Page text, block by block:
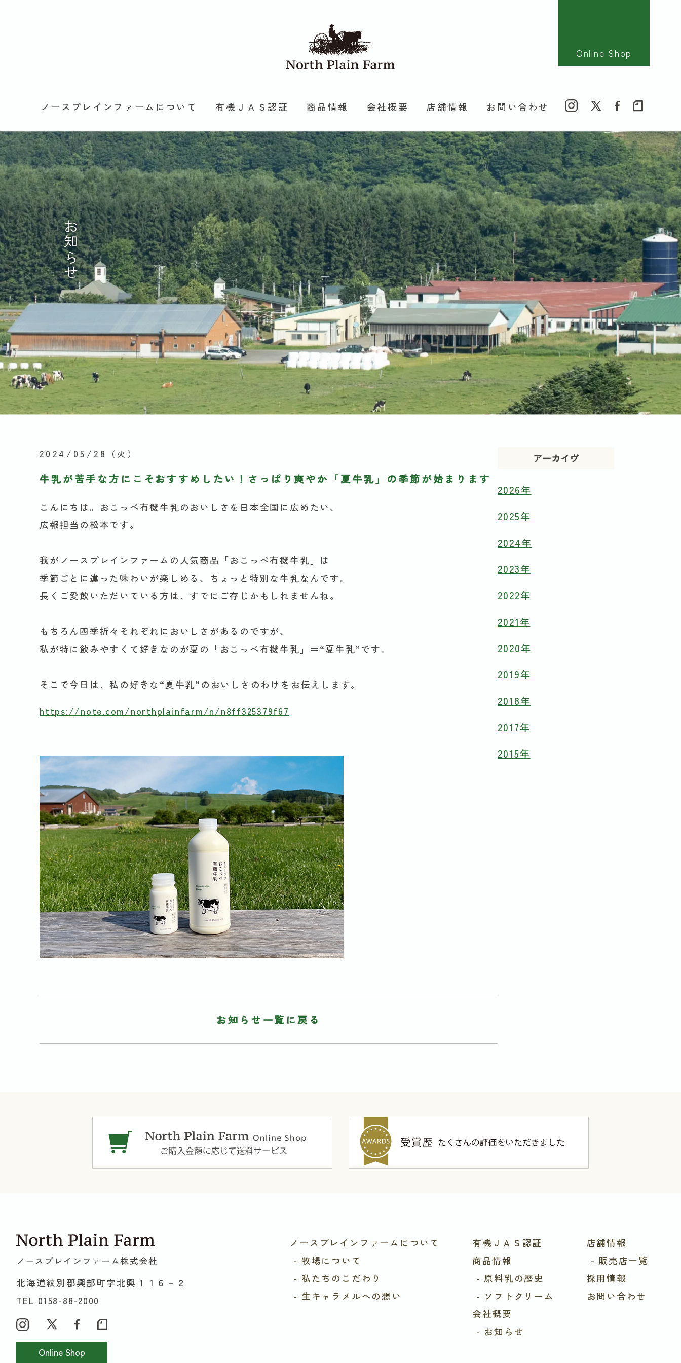
Online Shop
ノースプレインファームについて 有機ＪＡＳ認証 商品情報 会社概要 店舗情報 お問い合わせ
お知らせ
2024/05/28 （火）
牛乳が苦手な方にこそおすすめしたい！さっぱり爽やか「夏牛乳」の季節が始まります
こんにちは。おこっぺ有機牛乳のおいしさを日本全国に広めたい、
広報担当の松本です。
我がノースプレインファームの人気商品「おこっぺ有機牛乳」は
季節ごとに違った味わいが楽しめる、ちょっと特別な牛乳なんです。
長くご愛飲いただいている方は、すでにご存じかもしれませんね。
もちろん四季折々それぞれにおいしさがあるのですが、
私が特に飲みやすくて好きなのが夏の「おこっぺ有機牛乳」＝“夏牛乳”です。
そこで今日は、私の好きな“夏牛乳”のおいしさのわけをお伝えします。
https://note.com/northplainfarm/n/n8ff325379f67
お知らせ一覧に戻る
アーカイヴ
2026年
2025年
2024年
2023年
2022年
2021年
2020年
2019年
2018年
2017年
2015年
ノースプレインファーム株式会社
北海道紋別郡興部町字北興１１６－２
TEL 0158-88-2000
Online Shop
ノースプレインファームについて
- 牧場について
- 私たちのこだわり
- 生キャラメルへの想い
有機ＪＡＳ認証
商品情報
- 原料乳の歴史
- ソフトクリーム
会社概要
- お知らせ
店舗情報
- 販売店一覧
採用情報
お問い合わせ